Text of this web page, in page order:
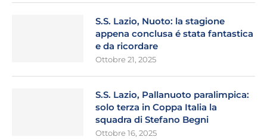
S.S. Lazio, Nuoto: la stagione
appena conclusa é stata fantastica
e da ricordare
Ottobre 21, 2025
S.S. Lazio, Pallanuoto paralimpica:
solo terza in Coppa Italia la
squadra di Stefano Begni
Ottobre 16, 2025